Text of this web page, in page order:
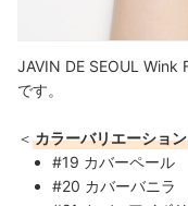
JAVIN DE SEOUL Wink
です。
＜ カラーバリエーション
#19 カバーペール
#20 カバーバニラ